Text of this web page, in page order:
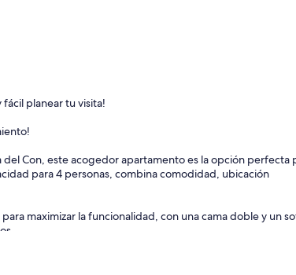
planear tu visita!
del Con, este acogedor apartamento es la opción perfecta
para 4 personas, combina comodidad, ubicación
maximizar la funcionalidad, con una cama doble y un
con electrodomésticos nuevos y utensilios básicos.